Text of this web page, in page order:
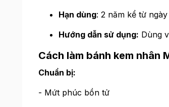
Hạn dùng: 2 năm kể từ
Hướng dẫn sử dụng: Dùng
Cách làm bánh kem nhân
Chuẩn bị:
- Mứt phúc bồn tử